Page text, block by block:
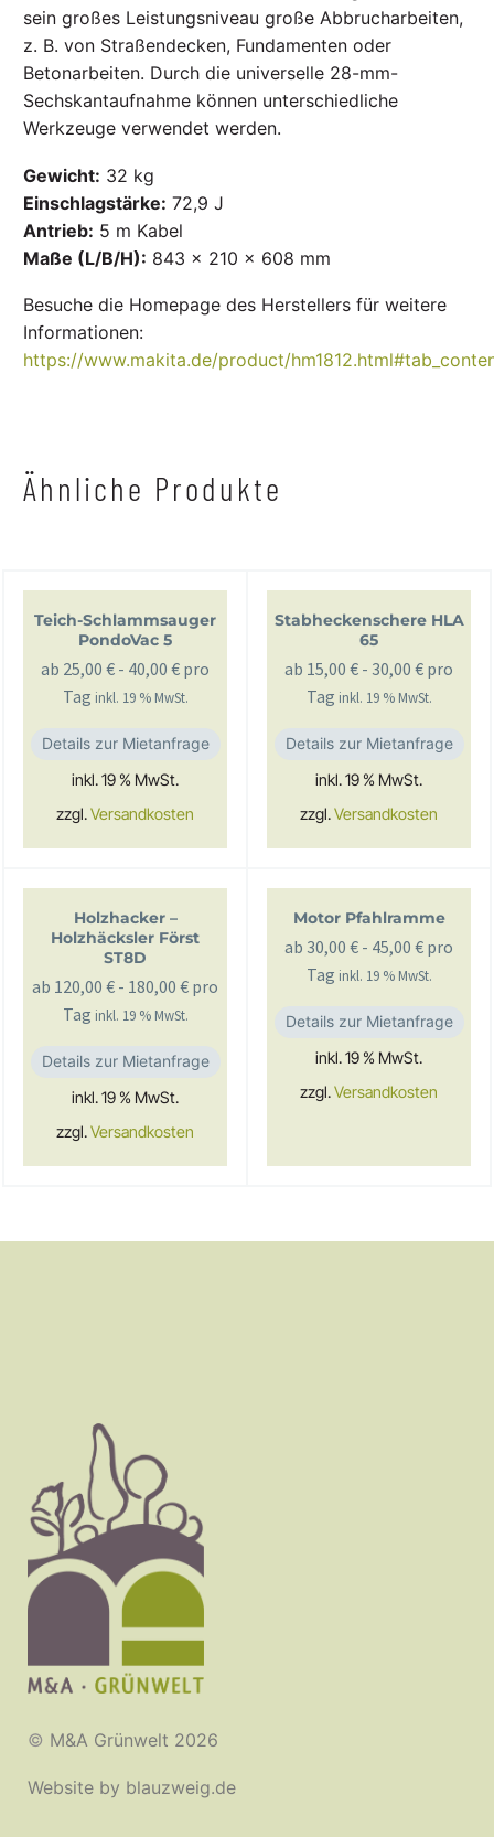
sein großes Leistungsniveau große Abbrucharbeiten,
z. B. von Straßendecken, Fundamenten oder
Betonarbeiten. Durch die universelle 28-mm-
Sechskantaufnahme können unterschiedliche
Werkzeuge verwendet werden.
Gewicht: 32 kg
Einschlagstärke: 72,9 J
Antrieb: 5 m Kabel
Maße (L/B/H): 843 × 210 × 608 mm
Besuche die Homepage des Herstellers für weitere
Informationen:
https://www.makita.de/product/
Ähnliche Produkte
Teich-Schlammsauger
PondoVac 5
ab 25,00 € - 40,00 € pro
Tag inkl. 19 % MwSt.
Details zur Mietanfrage
inkl. 19 % MwSt.
zzgl.Versandkosten
Stabheckenschere HLA
65
ab 15,00 € - 30,00 € pro
Tag inkl. 19 % MwSt.
Details zur Mietanfrage
inkl. 19 % MwSt.
zzgl.Versandkosten
Holzhacker –
Holzhäcksler Först
ST8D
ab 120,00 € - 180,00 € pro
Tag inkl. 19 % MwSt.
Details zur Mietanfrage
inkl. 19 % MwSt.
zzgl.Versandkosten
Motor Pfahlramme
ab 30,00 € - 45,00 € pro
Tag inkl. 19 % MwSt.
Details zur Mietanfrage
inkl. 19 % MwSt.
zzgl.Versandkosten
© M&A Grünwelt 2026
Website by blauzweig.de